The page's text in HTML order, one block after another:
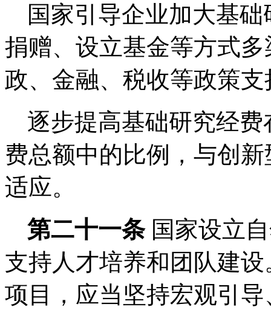
国家引导企业加大基
捐赠、设立基金等方式
政、金融、税收等政策支
逐步提高基础研究经
费总额中的比例，与创
适应。
第二十一条 国家设立
支持人才培养和团队建
项目，应当坚持宏观引